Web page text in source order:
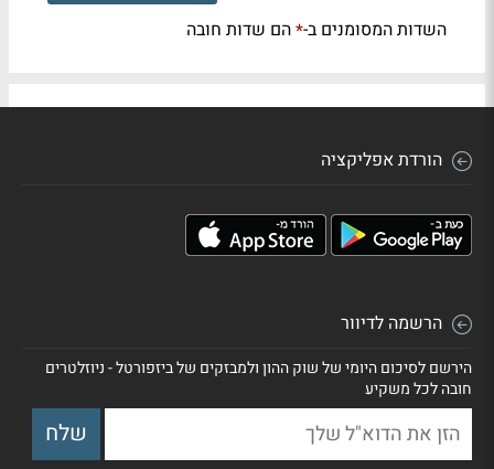
השדות המסומנים ב-*הם שדות חובה
הורדת אפליקציה
הרשמה לדיוור
הירשם לסיכום היומי של שוק ההון ולמבזקים של ביזפורטל - ניוזלטרים
חובה לכל משקיע